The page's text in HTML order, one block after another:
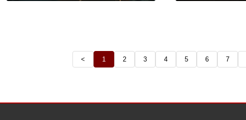
< 1 2 3 4 5 6 7